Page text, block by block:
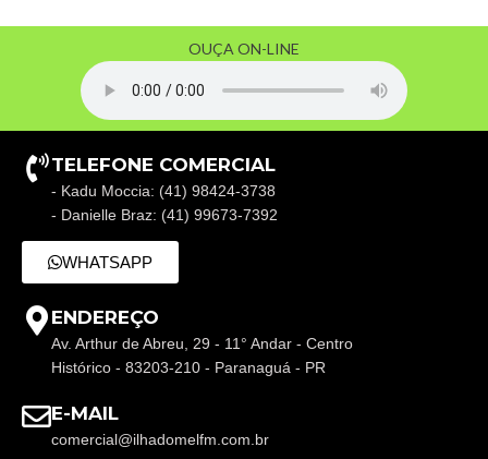
OUÇA ON-LINE
TELEFONE COMERCIAL
- Kadu Moccia: (41) 98424-3738
- Danielle Braz: (41) 99673-7392
WHATSAPP
ENDEREÇO
Av. Arthur de Abreu, 29 - 11° Andar - Centro
Histórico - 83203-210 - Paranaguá - PR
E-MAIL
comercial@ilhadomelfm.com.br